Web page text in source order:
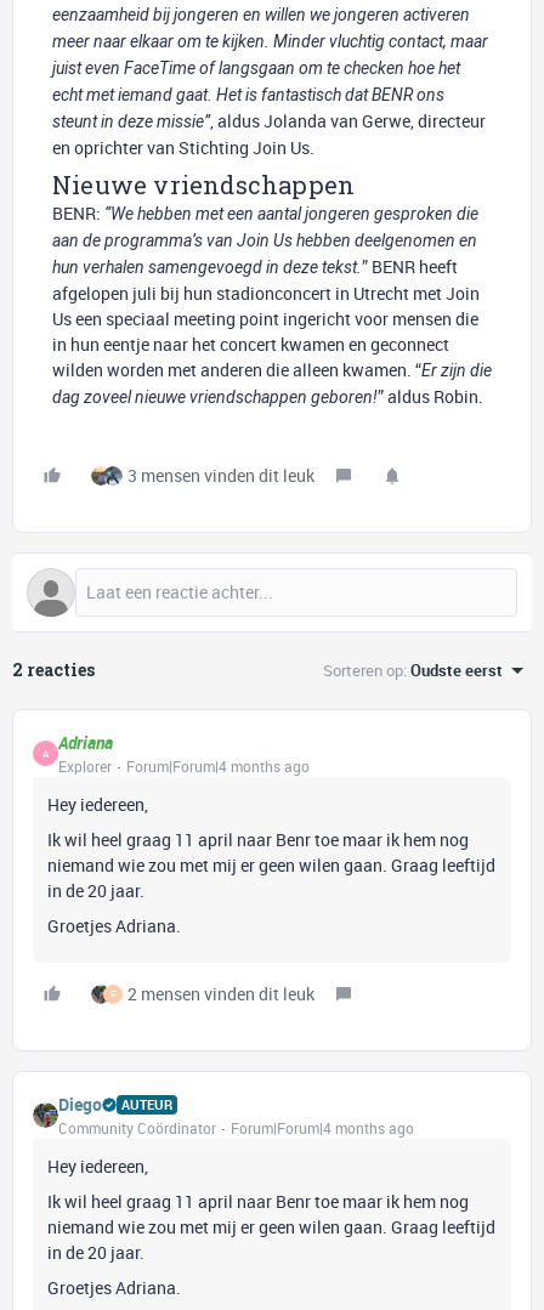
eenzaamheid bij jongeren en willen we jongeren activeren
meer naar elkaar om te kijken. Minder vluchtig contact, maar
juist even FaceTime of langsgaan om te checken hoe het
echt met iemand gaat. Het is fantastisch dat BENR ons
steunt in deze missie”, aldus Jolanda van Gerwe, directeur
en oprichter van Stichting Join Us.
Nieuwe vriendschappen
BENR: “We hebben met een aantal jongeren gesproken die
aan de programma’s van Join Us hebben deelgenomen en
hun verhalen samengevoegd in deze tekst.” BENR heeft
afgelopen juli bij hun stadionconcert in Utrecht met Join
Us een speciaal meeting point ingericht voor mensen die
in hun eentje naar het concert kwamen en geconnect
wilden worden met anderen die alleen kwamen. “Er zijn die
dag zoveel nieuwe vriendschappen geboren!” aldus Robin.
3 mensen vinden dit leuk
2 reacties Sorteren op:Oudste eerst
A Adriana
Explorer Forum|Forum|4 months ago
Hey iedereen,
Ik wil heel graag 11 april naar Benr toe maar ik hem nog
niemand wie zou met mij er geen wilen gaan. Graag leeftijd
in de 20 jaar.
Groetjes Adriana.
F 2 mensen vinden dit leuk
Diego AUTEUR
Community Coördinator Forum|Forum|4 months ago
Hey iedereen,
Ik wil heel graag 11 april naar Benr toe maar ik hem nog
niemand wie zou met mij er geen wilen gaan. Graag leeftijd
in de 20 jaar.
Groetjes Adriana.